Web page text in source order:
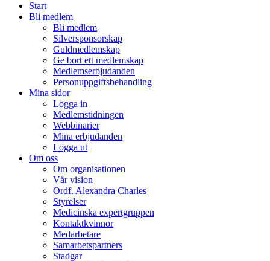
Start
Bli medlem
Bli medlem
Silversponsorskap
Guldmedlemskap
Ge bort ett medlemskap
Medlemserbjudanden
Personuppgiftsbehandling
Mina sidor
Logga in
Medlemstidningen
Webbinarier
Mina erbjudanden
Logga ut
Om oss
Om organisationen
Vår vision
Ordf. Alexandra Charles
Styrelser
Medicinska expertgruppen
Kontaktkvinnor
Medarbetare
Samarbetspartners
Stadgar